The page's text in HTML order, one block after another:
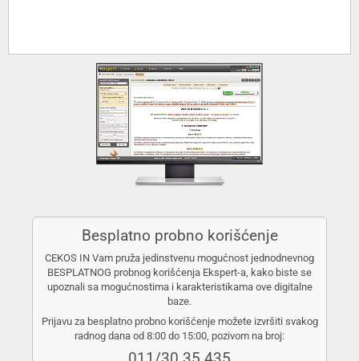
Besplatno probno korišćenje
CEKOS IN Vam pruža jedinstvenu mogućnost jednodnevnog
BESPLATNOG probnog korišćenja Ekspert-a, kako biste se
upoznali sa mogućnostima i karakteristikama ove digitalne
baze.
Prijavu za besplatno probno korišćenje možete izvršiti svakog
radnog dana od 8:00 do 15:00, pozivom na broj: